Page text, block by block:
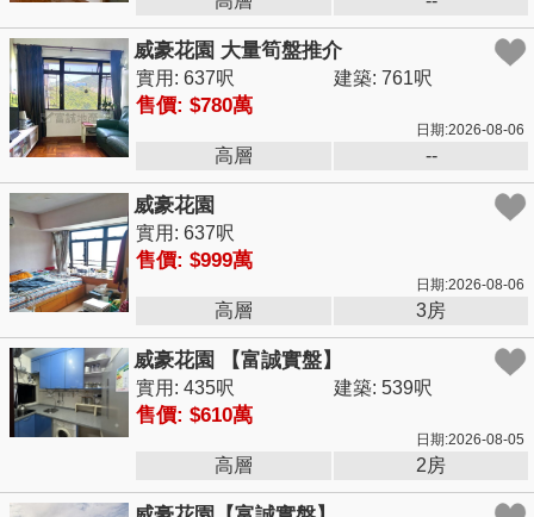
威豪花園 大量筍盤推介
實用: 637呎 建築: 761呎
售價: $780萬
日期:2026-08-06
高層 --
威豪花園
實用: 637呎
售價: $999萬
日期:2026-08-06
高層 3房
威豪花園 【富誠實盤】
實用: 435呎 建築: 539呎
售價: $610萬
日期:2026-08-05
高層 2房